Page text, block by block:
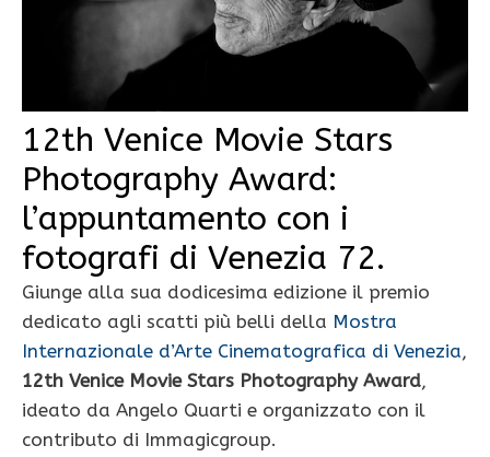
12th Venice Movie Stars
Photography Award:
l’appuntamento con i
fotografi di Venezia 72.
Giunge alla sua dodicesima edizione il premio
dedicato agli scatti più belli della Mostra
Internazionale d’Arte Cinematografica di Venezia,
12th Venice Movie Stars Photography Award,
ideato da Angelo Quarti e organizzato con il
contributo di Immagicgroup.